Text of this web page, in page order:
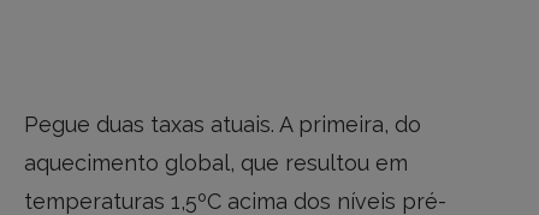
Pegue duas taxas atuais. A primeira, do
aquecimento global, que resultou em
temperaturas 1,5ºC acima dos níveis pré-